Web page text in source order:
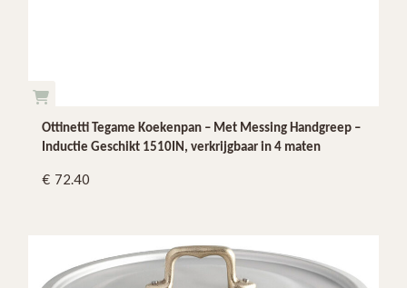
Ottinetti Tegame Koekenpan – Met Messing Handgreep –
Inductie Geschikt 1510IN, verkrijgbaar in 4 maten
72.40